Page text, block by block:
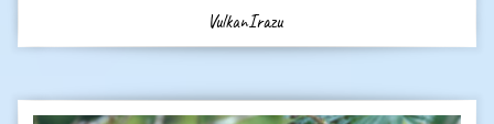
VulkanIrazu